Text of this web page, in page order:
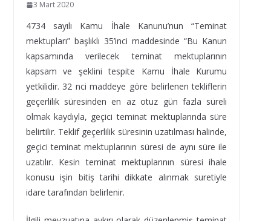
3 Mart 2020
4734 sayılı Kamu İhale Kanunu’nun “Teminat
mektupları” başlıklı 35’inci maddesinde “Bu Kanun
kapsamında verilecek teminat mektuplarının
kapsam ve şeklini tespite Kamu İhale Kurumu
yetkilidir. 32 nci maddeye göre belirlenen tekliflerin
geçerlilik süresinden en az otuz gün fazla süreli
olmak kaydıyla, geçici teminat mektuplarında süre
belirtilir. Teklif geçerlilik süresinin uzatılması halinde,
geçici teminat mektuplarının süresi de aynı süre ile
uzatılır. Kesin teminat mektuplarının süresi ihale
konusu işin bitiş tarihi dikkate alınmak suretiyle
idare tarafından belirlenir.